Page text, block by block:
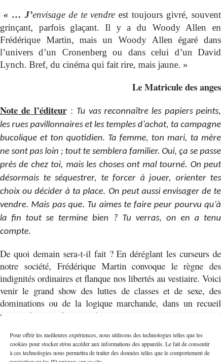
Pour offrir les meilleures expériences, nous utilisons des technologies telles que les
cookies pour stocker et/ou accéder aux informations des appareils. Le fait de consentir
à ces technologies nous permettra de traiter des données telles que le comportement de
« … J’envisage de te vendre est toujours givré, souvent
grinçant, parfois glaçant. Il y a du Woody Allen en
Frédérique Martin, mais un Woody Allen égaré dans
l’univers d’un Cronenberg ou dans celui d’un David
Lynch. Bref, du cinéma qui fait rire, mais jaune. »
Le Matricule des anges
Note de l’éditeur: Tu vas reconnaître les papiers peints,
les rues pavillonnaires et les temples d’achat, ta campagne
bucolique et ton quotidien. Ta femme, ton mari, ta mère
ne sont pas loin ; tout te semblera familier. Oui, ça se passe
près de chez toi, mais les choses ont mal tourné. On peut
désormais te séquestrer, te forcer à jouer, orienter tes
choix ou décider à ta place. On peut aussi envisager de te
vendre. Mais pas que. Tu aimes te faire peur pourvu qu’à
la fin tout se termine bien ? Tu verras, on en a tenu
compte.
De quoi demain sera-t-il fait ? En déréglant les curseurs de
notre société, Frédérique Martin convoque le règne des
indignités ordinaires et flanque nos libertés au vestiaire. Voici
venir le grand show des luttes de classes et de sexe, des
dominations ou de la logique marchande, dans un recueil
pure malt, sec et bien tassé.
Vous souhaitez une étude personnalisée ?Contactez- moi
ou Consultez mes références